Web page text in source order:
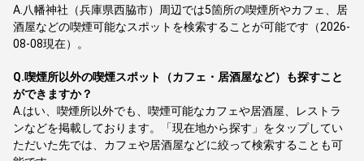
A. 八幡神社（兵庫県西脇市）周辺では5箇所の喫煙所やカフェ、居
酒屋などの喫煙可能なスポットを検索することが可能です（2026-
08-08現在）。
Q.喫煙所以外の喫煙スポット（カフェ・居酒屋など）も探すこと
ができますか？
A. はい、喫煙所以外でも、喫煙可能なカフェや居酒屋、レストラ
ンなどを掲載しております。「現在地から探す」をタップしてい
ただいた先では、カフェや居酒屋などに絞って検索することも可